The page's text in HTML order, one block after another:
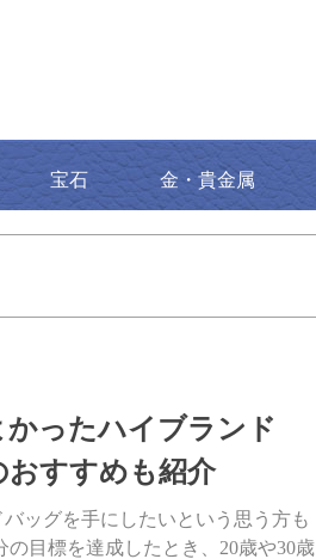
宝石 金・貴金属
かったハイブランド
おすすめも紹介
ッグを手にしたいという思う方も
目標を達成したとき、20歳や30歳